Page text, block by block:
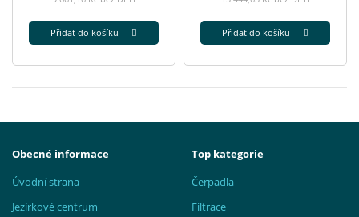
Přidat do košíku Přidat do košíku
Obecné informace
Úvodní strana
Jezírkové centrum
Top kategorie
Čerpadla
Filtrace